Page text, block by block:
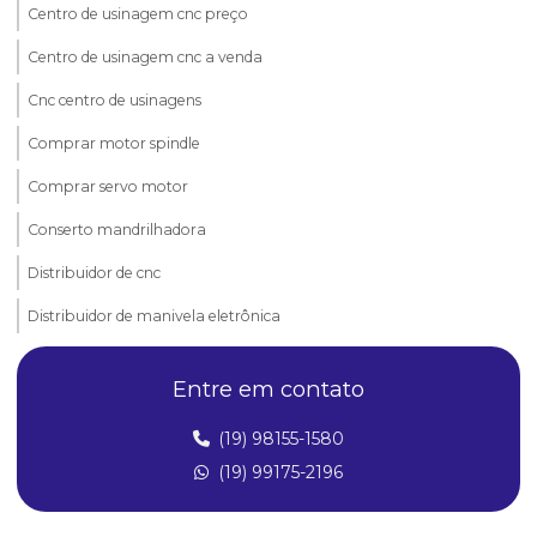
Centro de usinagem cnc preço
Centro de usinagem cnc a venda
Cnc centro de usinagens
Comprar motor spindle
Comprar servo motor
Conserto mandrilhadora
Distribuidor de cnc
Distribuidor de manivela eletrônica
Distribuidor de servo motor
Distribuidor de servomotores
Entre em contato
(19) 98155-1580
(19) 99175-2196